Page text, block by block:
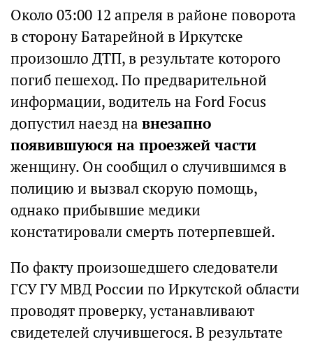
Около 03:00 12 апреля в районе поворота
в сторону Батарейной в Иркутске
произошло ДТП, в результате которого
погиб пешеход. По предварительной
информации, водитель на Ford Focus
допустил наезд на внезапно
появившуюся на проезжей части
женщину. Он сообщил о случившимся в
полицию и вызвал скорую помощь,
однако прибывшие медики
констатировали смерть потерпевшей.
По факту произошедшего следователи
ГСУ ГУ МВД России по Иркутской области
проводят проверку, устанавливают
свидетелей случившегося. В результате